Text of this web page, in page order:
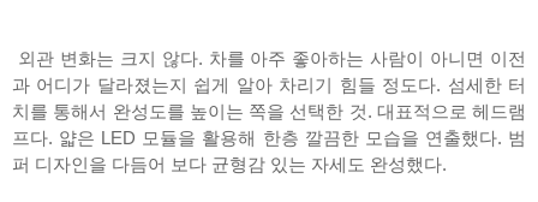
외관 변화는 크지 않다. 차를 아주 좋아하는 사람이 아니면 이전
과 어디가 달라졌는지 쉽게 알아 차리기 힘들 정도다. 섬세한 터
치를 통해서 완성도를 높이는 쪽을 선택한 것. 대표적으로 헤드램
프다. 얇은 LED 모듈을 활용해 한층 깔끔한 모습을 연출했다. 범
퍼 디자인을 다듬어 보다 균형감 있는 자세도 완성했다.